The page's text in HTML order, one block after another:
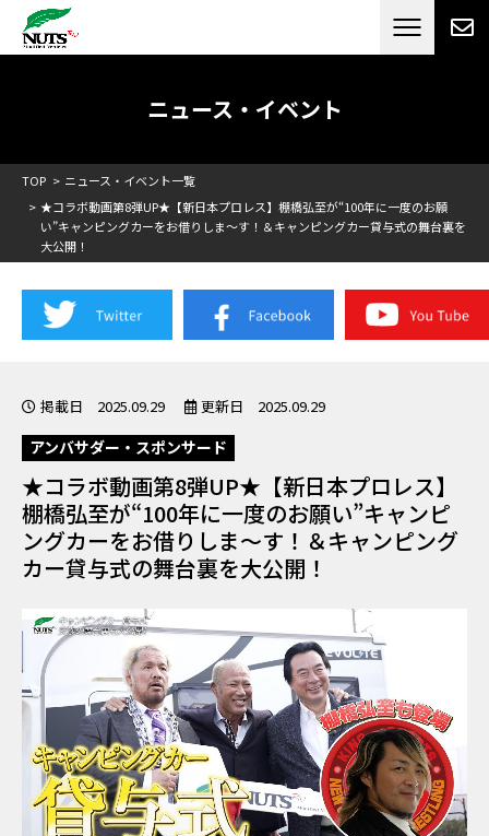
日本最大級のキャンピングカーメーカー
RV[テレビCM放送]
ニュース・イベント
TOP
ニュース・イベント一覧
★コラボ動画第8弾UP★【新日本プロレス】棚橋弘至が“100年に一度のお願
い”キャンピングカーをお借りしま〜す！＆キャンピングカー貸与式の舞台裏を
大公開！
掲載日 2025.09.29 更新日 2025.09.29
アンバサダー・スポンサード
★コラボ動画第8弾UP★【新日本プロレス】
棚橋弘至が“100年に一度のお願い”キャンピ
ングカーをお借りしま〜す！＆キャンピング
カー貸与式の舞台裏を大公開！